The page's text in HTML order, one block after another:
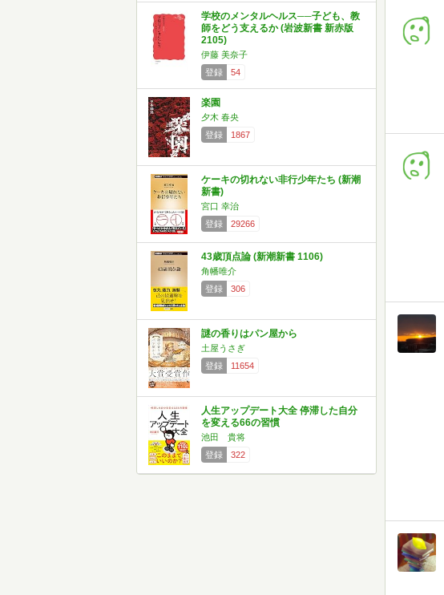
学校のメンタルヘルス──子ども、教
師をどう支えるか (岩波新書 新赤版
2105)
伊藤 美奈子
登録
54
楽園
夕木 春央
登録
1867
ケーキの切れない非行少年たち (新潮
新書)
宮口 幸治
登録
29266
43歳頂点論 (新潮新書 1106)
角幡唯介
登録
306
謎の香りはパン屋から
土屋うさぎ
登録
11654
人生アップデート大全 停滞した自分
を変える66の習慣
池田 貴将
登録
322